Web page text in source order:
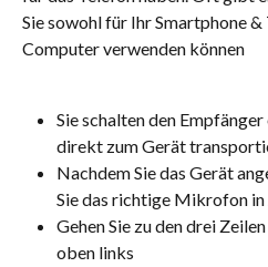
Sie sowohl für Ihr Smartphone
Computer verwenden können
Sie schalten den
direkt zum Gerät
Nachdem Sie das Gerät
Sie das richtige Mikrofon in
Gehen Sie zu den drei
oben links